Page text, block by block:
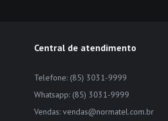
Central de atendimento
Telefone: (85) 3031-9999
Whatsapp: (85) 3031-9999
Vendas: vendas@normatel.com.br